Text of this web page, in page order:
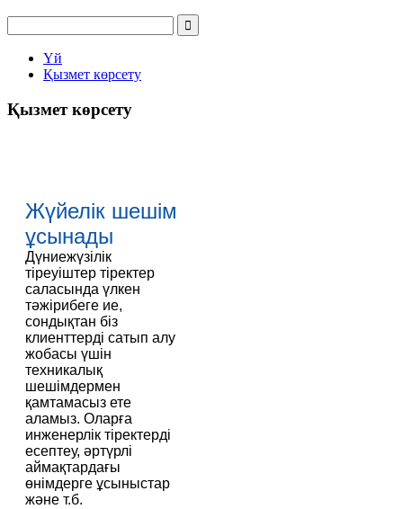
Үй
Қызмет көрсету
Қызмет көрсету
Жүйелік шешім
ұсынады
Дүниежүзілік
тіреуіштер тіректер
саласында үлкен
тәжірибеге ие,
сондықтан біз
клиенттерді сатып алу
жобасы үшін
техникалық
шешімдермен
қамтамасыз ете
аламыз. Оларға
инженерлік тіректерді
есептеу, әртүрлі
аймақтардағы
өнімдерге ұсыныстар
және т.б.